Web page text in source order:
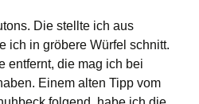
Die stellte ich aus
ich in gröbere Würfel schnitt.
entfernt, die mag ich bei
Einem alten Tipp vom